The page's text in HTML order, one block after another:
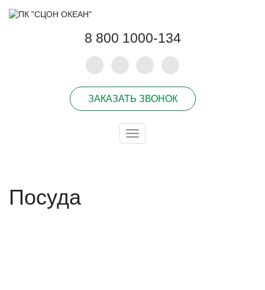
8 800 1000-134
ЗАКАЗАТЬ ЗВОНОК
Toggle
Посуда